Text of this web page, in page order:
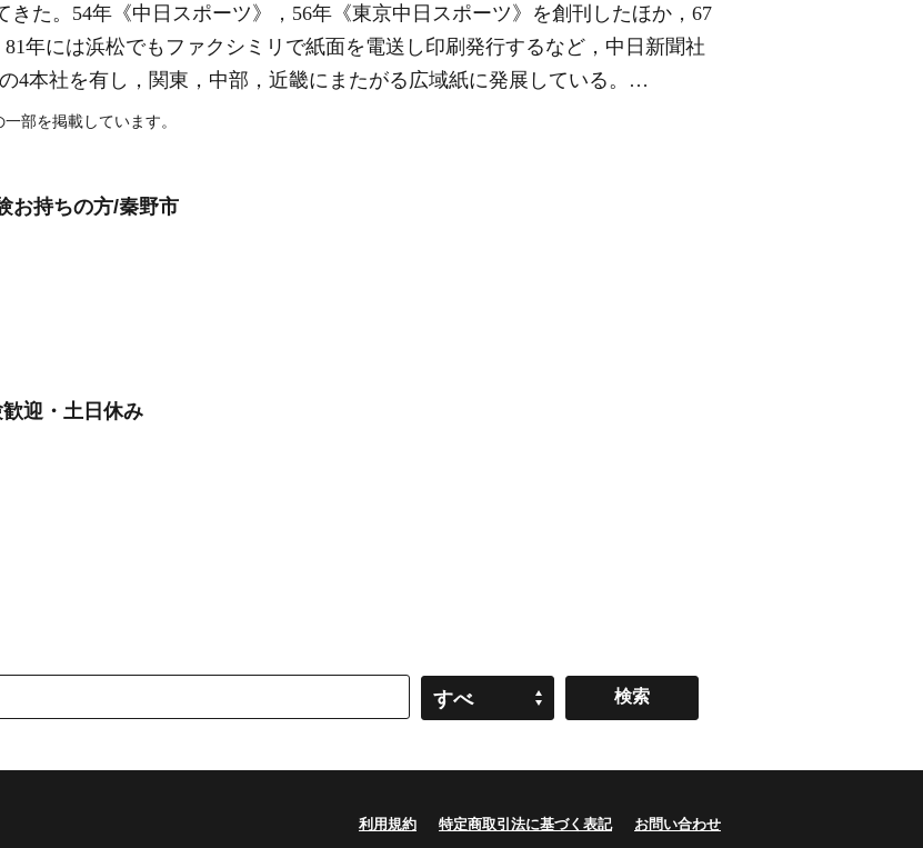
た。54年《中日スポーツ》，56年《東京中日スポーツ》を創刊したほか，67
81年には浜松でもファクシミリで紙面を電送し印刷発行するなど，中日新聞社
4本社を有し，関東，中部，近畿にまたがる広域紙に発展している。…
部を掲載しています。
お持ちの方/秦野市
迎・土日休み
すべ
利用規約 特定商取引法に基づく表記 お問い合わせ